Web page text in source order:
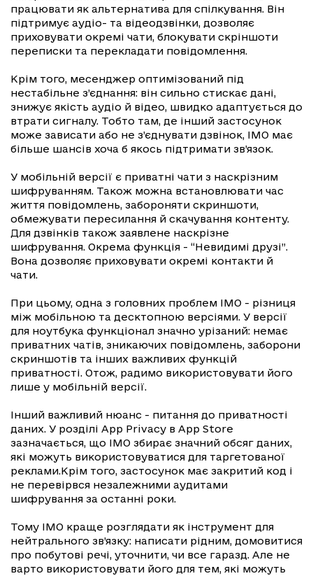
працювати як альтернатива для спілкування. Він
підтримує аудіо- та відеодзвінки, дозволяє
приховувати окремі чати, блокувати скріншоти
переписки та перекладати повідомлення.
Крім того, месенджер оптимізований під
нестабільне з’єднання: він сильно стискає дані,
знижує якість аудіо й відео, швидко адаптується до
втрати сигналу. Тобто там, де інший застосунок
може зависати або не з’єднувати дзвінок, IMO має
більше шансів хоча б якось підтримати зв’язок.
У мобільній версії є приватні чати з наскрізним
шифруванням. Також можна встановлювати час
життя повідомлень, забороняти скриншоти,
обмежувати пересилання й скачування контенту.
Для дзвінків також заявлене наскрізне
шифрування. Окрема функція - “Невидимі друзі”.
Вона дозволяє приховувати окремі контакти й
чати.
При цьому, одна з головних проблем IMO - різниця
між мобільною та десктопною версіями. У версії
для ноутбука функціонал значно урізаний: немає
приватних чатів, зникаючих повідомлень, заборони
скриншотів та інших важливих функцій
приватності. Отож, радимо використовувати його
лише у мобільній версії.
Інший важливий нюанс - питання до приватності
даних. У розділі App Privacy в App Store
зазначається, що IMO збирає значний обсяг даних,
які можуть використовуватися для таргетованої
реклами.Крім того, застосунок має закритий код і
не перевірвся незалежними аудитами
шифрування за останні роки.
Тому IMO краще розглядати як інструмент для
нейтрального зв’язку: написати рідним, домовитися
про побутові речі, уточнити, чи все гаразд. Але не
варто використовувати його для тем, які можуть